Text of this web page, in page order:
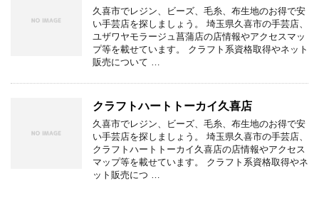
久喜市でレジン、ビーズ、毛糸、布生地のお得で安
い手芸店を探しましょう。 埼玉県久喜市の手芸店、
ユザワヤモラージュ菖蒲店の店情報やアクセスマッ
プ等を載せています。 クラフト系資格取得やネット
販売について …
クラフトハートトーカイ久喜店
久喜市でレジン、ビーズ、毛糸、布生地のお得で安
い手芸店を探しましょう。 埼玉県久喜市の手芸店、
クラフトハートトーカイ久喜店の店情報やアクセス
マップ等を載せています。 クラフト系資格取得やネ
ット販売につ …